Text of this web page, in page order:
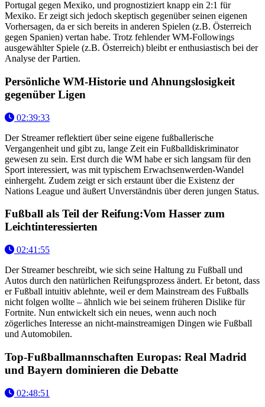
Portugal gegen Mexiko, und prognostiziert knapp ein 2:1 für
Mexiko. Er zeigt sich jedoch skeptisch gegenüber seinen eigenen
Vorhersagen, da er sich bereits in anderen Spielen (z.B. Österreich
gegen Spanien) vertan habe. Trotz fehlender WM-Followings
ausgewählter Spiele (z.B. Österreich) bleibt er enthusiastisch bei der
Analyse der Partien.
Persönliche WM-Historie und Ahnungslosigkeit
gegenüber Ligen
02:39:33
Der Streamer reflektiert über seine eigene fußballerische
Vergangenheit und gibt zu, lange Zeit ein Fußballdiskriminator
gewesen zu sein. Erst durch die WM habe er sich langsam für den
Sport interessiert, was mit typischem Erwachsenwerden-Wandel
einhergeht. Zudem zeigt er sich erstaunt über die Existenz der
Nations League und äußert Unverständnis über deren jungen Status.
Fußball als Teil der Reifung:Vom Hasser zum
Leichtinteressierten
02:41:55
Der Streamer beschreibt, wie sich seine Haltung zu Fußball und
Autos durch den natürlichen Reifungsprozess ändert. Er betont, dass
er Fußball intuitiv ablehnte, weil er dem Mainstream des Fußballs
nicht folgen wollte – ähnlich wie bei seinem früheren Dislike für
Fortnite. Nun entwickelt sich ein neues, wenn auch noch
zögerliches Interesse an nicht-mainstreamigen Dingen wie Fußball
und Automobilen.
Top-Fußballmannschaften Europas: Real Madrid
und Bayern dominieren die Debatte
02:48:51